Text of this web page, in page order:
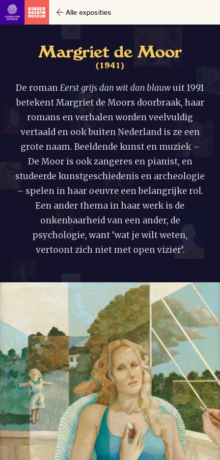
Alle exposities
Margriet de Moor
(1941)
De romanEerst grijs dan wit dan blauwuit 1991
betekent Margriet de Moors doorbraak, haar
romans en verhalen worden veelvuldig
vertaald en ook buiten Nederland is ze een
grote naam. Beeldende kunst en muziek –
De Moor is ook zangeres en pianist, en
studeerde kunstgeschiedenis en archeologie
– spelen in haar oeuvre een belangrijke rol.
Een ander thema in haar werk is de
onkenbaarheid van een ander, de
psychologie, want ‘wat je wilt weten,
vertoont zich niet met open vizier’.